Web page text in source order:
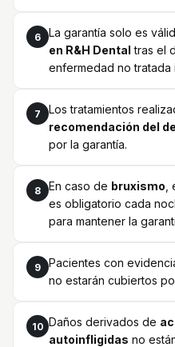
6 La garantía solo es
en R&H Dental tras el
enfermedad no tratada
7 Los tratamientos
recomendación del
por la garantía.
8 En caso de bruxismo
es obligatorio cada
para mantener la
9
Pacientes con
no estarán cubiertos
10 Daños derivados de
autoinfligidas no